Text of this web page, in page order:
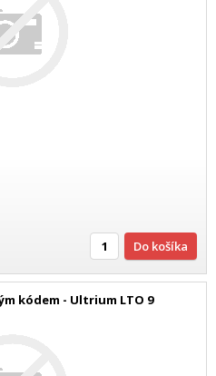
Do košíka
kódem - Ultrium LTO 9